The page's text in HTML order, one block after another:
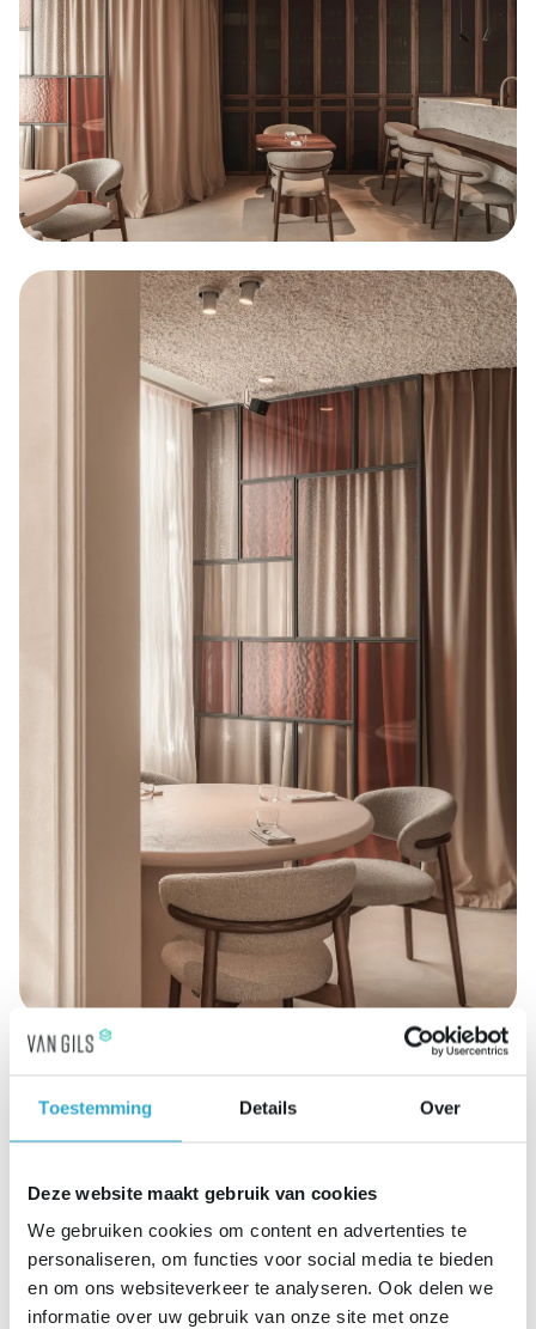
Toestemming Details Over
Deze website maakt gebruik van cookies
We gebruiken cookies om content en advertenties te
personaliseren, om functies voor social media te bieden
en om ons websiteverkeer te analyseren. Ook delen we
informatie over uw gebruik van onze site met onze